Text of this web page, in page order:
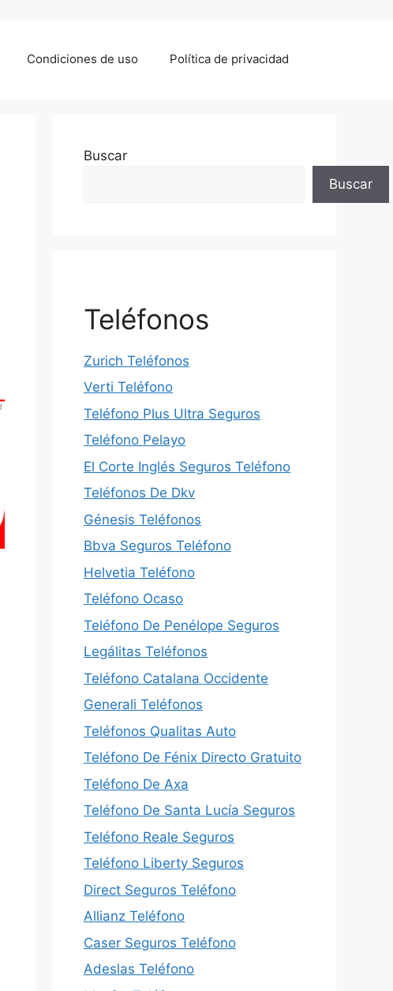
Condiciones de uso Política de privacidad
Buscar
Buscar
Teléfonos
Zurich Teléfonos
Verti Teléfono
Teléfono Plus Ultra Seguros
Teléfono Pelayo
El Corte Inglés Seguros Teléfono
Teléfonos De Dkv
Génesis Teléfonos
Bbva Seguros Teléfono
Helvetia Teléfono
Teléfono Ocaso
Teléfono De Penélope Seguros
Legálitas Teléfonos
Teléfono Catalana Occidente
Generali Teléfonos
Teléfonos Qualitas Auto
Teléfono De Fénix Directo Gratuito
Teléfono De Axa
Teléfono De Santa Lucía Seguros
Teléfono Reale Seguros
Teléfono Liberty Seguros
Direct Seguros Teléfono
Allianz Teléfono
Caser Seguros Teléfono
Adeslas Teléfono